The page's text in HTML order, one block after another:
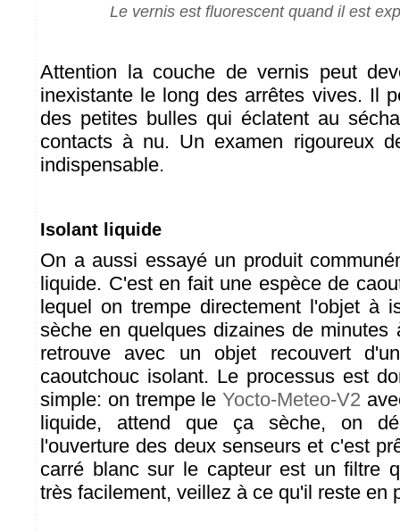
Le vernis est fluorescent quand il est
Attention la couche de vernis peut
inexistante le long des arrêtes vives. Il
des petites bulles qui éclatent au
contacts à nu. Un examen rigoureux
indispensable.
Isolant liquide
On a aussi essayé un produit
liquide. C'est en fait une espèce de
lequel on trempe directement l'objet à
sèche en quelques dizaines de
retrouve avec un objet recouvert
caoutchouc isolant. Le processus est
simple: on trempe leYocto-Meteo-V2
liquide, attend que ça sèche, on
l'ouverture des deux senseurs et c'est
carré blanc sur le capteur est un filtre
très facilement, veillez à ce qu'il reste en